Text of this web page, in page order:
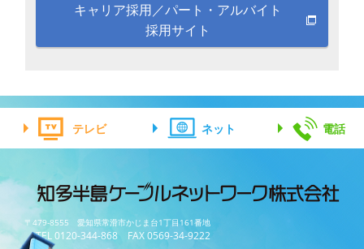
キャリア採用／パート・アルバイト
採用サイト
テレビ ネット 電話
〒479-8555 愛知県常滑市かじま台1丁目161番地
TEL 0120-344-868 FAX 0569-34-9222